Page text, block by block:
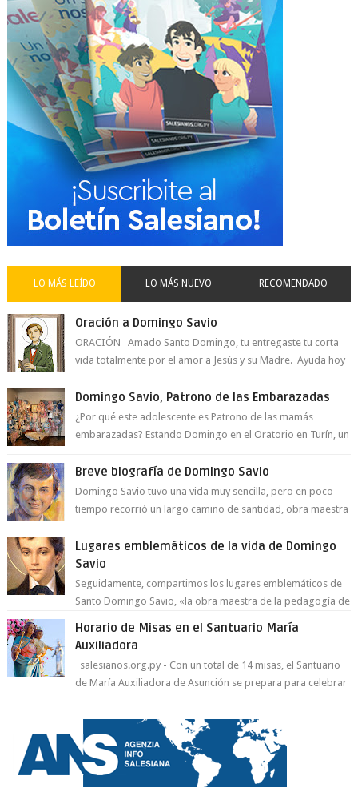
LO MÁS LEÍDO LO MÁS NUEVO RECOMENDADO
Oración a Domingo Savio
ORACIÓN Amado Santo Domingo, tu entregaste tu corta
vida totalmente por el amor a Jesús y su Madre. Ayuda hoy
Domingo Savio, Patrono de las Embarazadas
¿Por qué este adolescente es Patrono de las mamás
embarazadas? Estando Domingo en el Oratorio en Turín, un
Breve biografía de Domingo Savio
Domingo Savio tuvo una vida muy sencilla, pero en poco
tiempo recorrió un largo camino de santidad, obra maestra
Lugares emblemáticos de la vida de Domingo
Savio
Seguidamente, compartimos los lugares emblemáticos de
Santo Domingo Savio, «la obra maestra de la pedagogía de
Horario de Misas en el Santuario María
Auxiliadora
salesianos.org.py - Con un total de 14 misas, el Santuario
de María Auxiliadora de Asunción se prepara para celebrar